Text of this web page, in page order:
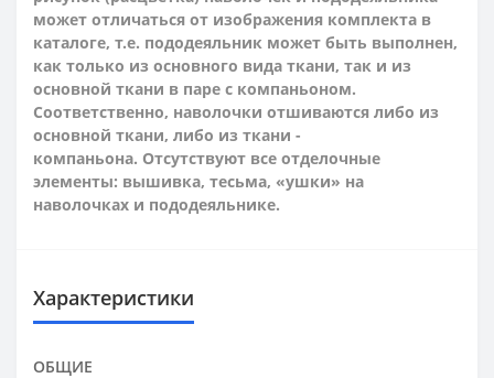
может отличаться от изображения комплекта в
каталоге, т.е. пододеяльник может быть выполнен,
как только из основного вида ткани, так и из
основной ткани в паре с компаньоном.
Соответственно, наволочки отшиваются либо из
основной ткани, либо из ткани -
компаньона. Отсутствуют все отделочные
элементы: вышивка, тесьма, «ушки» на
наволочках и пододеяльнике.
Характеристики
ОБЩИЕ